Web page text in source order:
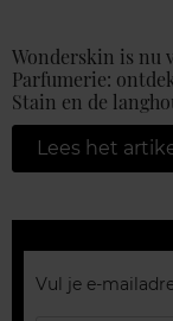
Wonderskin is nu
Parfumerie:
Stain en de
Lees het
Vul je e-